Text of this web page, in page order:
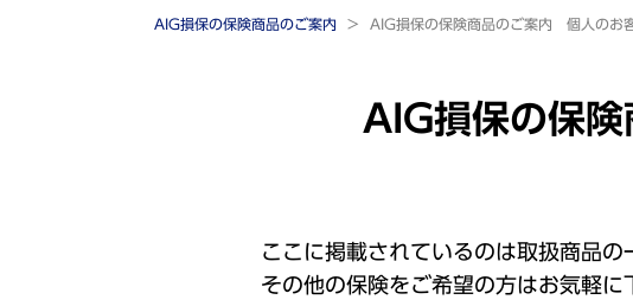
AIG損保の保険商品のご案内 AIG損保の保険商品のご案内 個人のお
AIG損保の保
ここに掲載されているのは取扱商品の
その他の保険をご希望の方はお気軽に